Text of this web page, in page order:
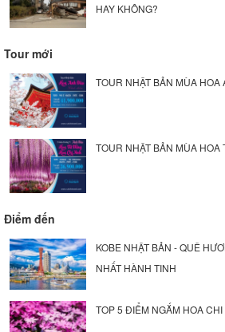
HAY KHÔNG?
Tour mới
TOUR NHẬT BẢN MÙA HOA
TOUR NHẬT BẢN MÙA
Điểm đến
KOBE NHẬT BẢN - QUÊ
NHẤT HÀNH TINH
TOP 5 ĐIỂM NGẮM HOA